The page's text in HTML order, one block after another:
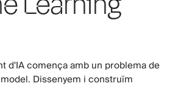
d'IA comença amb un problema de
Dissenyem i construïm